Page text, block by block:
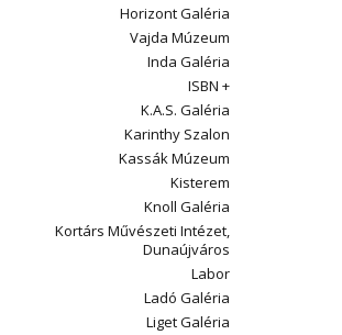
Horizont Galéria
Vajda Múzeum
Inda Galéria
ISBN +
K.A.S. Galéria
Karinthy Szalon
Kassák Múzeum
Kisterem
Knoll Galéria
Kortárs Művészeti Intézet,
Dunaújváros
Labor
Ladó Galéria
Liget Galéria